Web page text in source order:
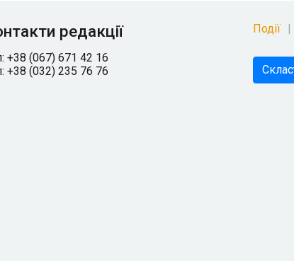
редакції
+38 (067) 671 42 16
+38 (032) 235 76 76
Події